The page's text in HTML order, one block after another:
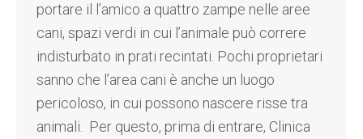
portare il l’amico a quattro zampe nelle aree
cani, spazi verdi in cui l’animale può correre
indisturbato in prati recintati. Pochi proprietari
sanno che l’area cani è anche un luogo
pericoloso, in cui possono nascere risse tra
animali. Per questo, prima di entrare, Clinica